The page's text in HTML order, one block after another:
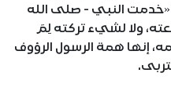
«خدمت النبي - صلى الله
ولا لشيء تركته لِمَ
إنها همة الرسول الرؤوف